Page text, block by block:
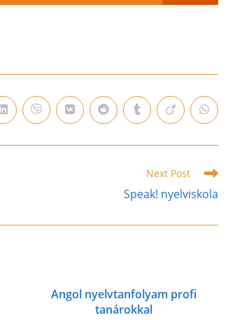
Opens
in
new
Opens
in
new
Opens
in
new
Opens
in
new
Opens
in
new
Opens
in
new
Opens
in
new
Next Post
Speak! nyelviskola
Angol nyelvtanfolyam profi
tanárokkal